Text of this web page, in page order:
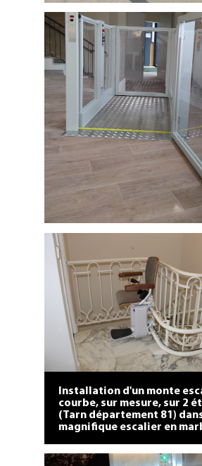
Installation d'une plate-
élévatrice permettant de
accessibilité handicapé
de réception
Installation d'une
élévatrice permettant de
dénivelé de 49 cm (Aude,
11)
Installation d'un monte
courbe, sur mesure, sur 2
(Tarn département 81)
magnifique escalier en